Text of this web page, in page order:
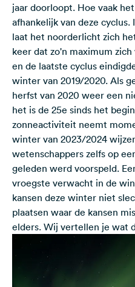
jaar doorloopt. Hoe vaak
afhankelijk van deze
laat het noorderlicht zich
keer dat zo'n maximum
en de laatste cyclus
winter van 2019/2020. Als
herfst van 2020 weer een
het is de 25e sinds het
zonneactiviteit neemt
winter van 2023/2024
wetenschappers zelfs op
geleden werd voorspeld.
vroegste verwacht in de
kansen deze winter niet
plaatsen waar de kansen
elders. Wij vertellen je wat